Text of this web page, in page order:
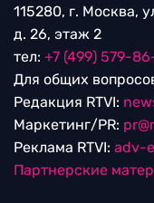
115280, г. Москва,
д. 26, этаж 2
тел: +7 (499) 579-
Для общих
Редакция RTVI:
Маркетинг/PR:
Реклама RTVI: adv-
Партнерские